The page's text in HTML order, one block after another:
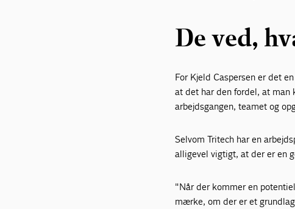
De ved,
For Kjeld Caspersen er det
at det har den fordel, at man
arbejdsgangen, teamet og
Selvom Tritech har en
alligevel vigtigt, at der er en
"Når der kommer en
mærke, om der er et